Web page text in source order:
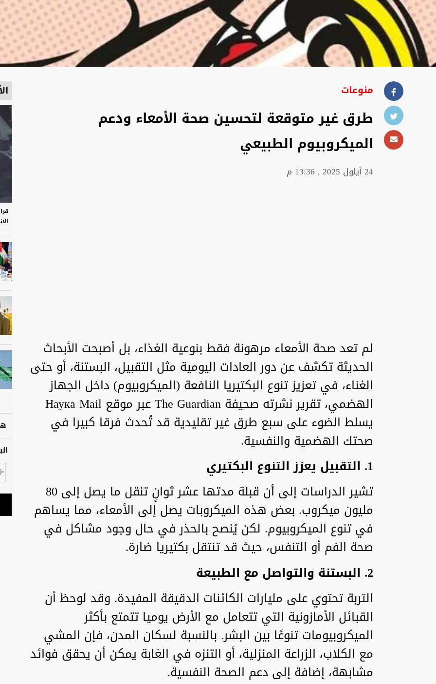
منوعات
طرق غير متوقعة لتحسين صحة الأمعاء ودعم
الميكروبيوم الطبيعي
24 أيلول 2025 , 13:36 م
لم تعد صحة الأمعاء مرهونة فقط بنوعية الغذاء، بل أصبحت الأبحاث
الحديثة تكشف عن دور العادات اليومية مثل التقبيل، البستنة، أو حتى
الغناء، في تعزيز تنوع البكتيريا النافعة (الميكروبيوم) داخل الجهاز
الهضمي، تقرير نشرته صحيفة The Guardian عبر موقع Наука Mail
يسلط الضوء على سبع طرق غير تقليدية قد تُحدث فرقا كبيرا في
صحتك الهضمية والنفسية.
1. التقبيل يعزز التنوع البكتيري
تشير الدراسات إلى أن قبلة مدتها عشر ثوانٍ تنقل ما يصل إلى 80
مليون ميكروب. بعض هذه الميكروبات يصل إلى الأمعاء، مما يساهم
في تنوع الميكروبيوم. لكن يُنصح بالحذر في حال وجود مشاكل في
صحة الفم أو التنفس، حيث قد تنتقل بكتيريا ضارة.
2. البستنة والتواصل مع الطبيعة
التربة تحتوي على مليارات الكائنات الدقيقة المفيدة. وقد لوحظ أن
القبائل الأمازونية التي تتعامل مع الأرض يوميا تتمتع بأكثر
الميكروبيومات تنوعًا بين البشر. بالنسبة لسكان المدن، فإن المشي
مع الكلاب، الزراعة المنزلية، أو التنزه في الغابة يمكن أن يحقق فوائد
مشابهة، إضافة إلى دعم الصحة النفسية.